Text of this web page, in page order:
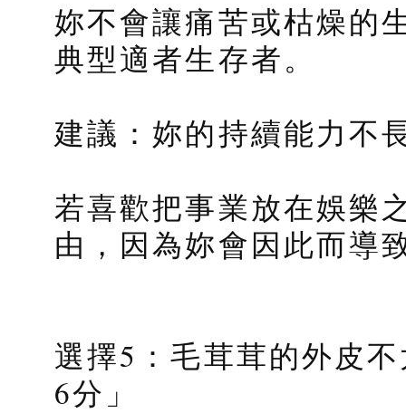
妳不會讓痛苦或枯燥的
典型適者生存者。
建議：妳的持續能力不
若喜歡把事業放在娛樂
由，因為妳會因此而導
選擇5：毛茸茸的外皮
6分」